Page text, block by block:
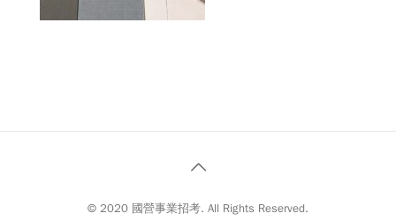
© 2020 國營事業招考. All Rights Reserved.